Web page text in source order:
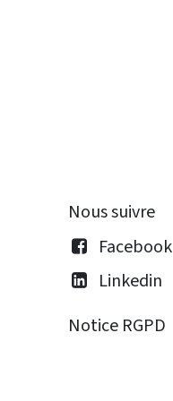
Nous suivre
Facebook
Linkedin
Notice RGPD